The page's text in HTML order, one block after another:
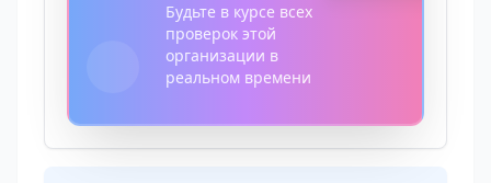
Будьте в курсе всех
проверок этой
организации в
реальном времени